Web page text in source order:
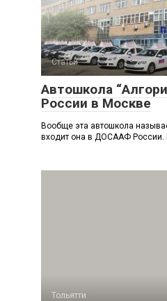
Статьи
Автошкола
России в Москве
Вообще эта автошкола
входит она в ДОСААФ России.
Тольятти